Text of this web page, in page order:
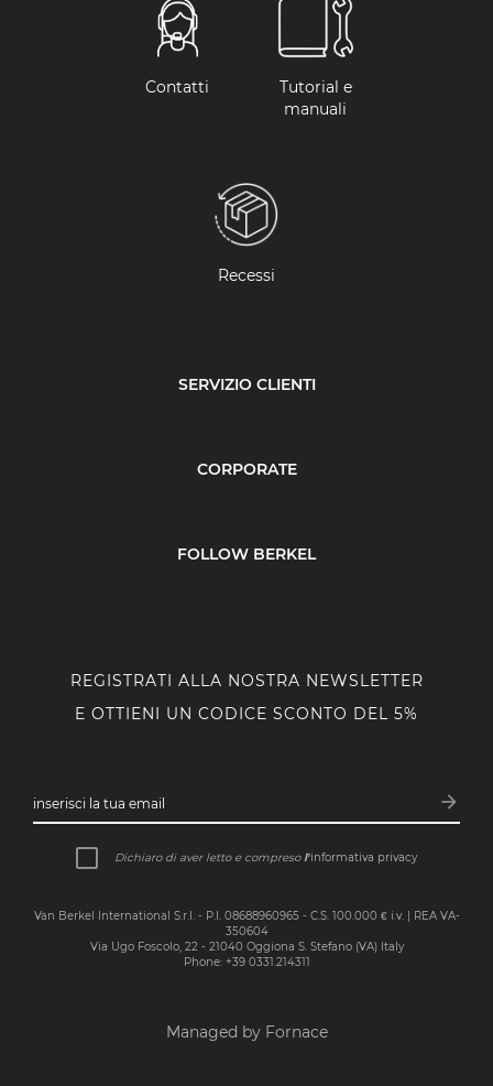
Contatti
Tutorial e
manuali
Recessi
SERVIZIO CLIENTI
CORPORATE
FOLLOW BERKEL
REGISTRATI ALLA NOSTRA NEWSLETTER
E OTTIENI UN CODICE SCONTO DEL 5%
inserisci la tua email arrow_forward
Dichiaro di aver letto e compreso l’informativa privacy
Van Berkel International S.r.l. - P.I. 08688960965 - C.S. 100.000 € i.v. | REA VA-
350604
Via Ugo Foscolo, 22 - 21040 Oggiona S. Stefano (VA) Italy
Phone: +39 0331.214311
Managed by Fornace